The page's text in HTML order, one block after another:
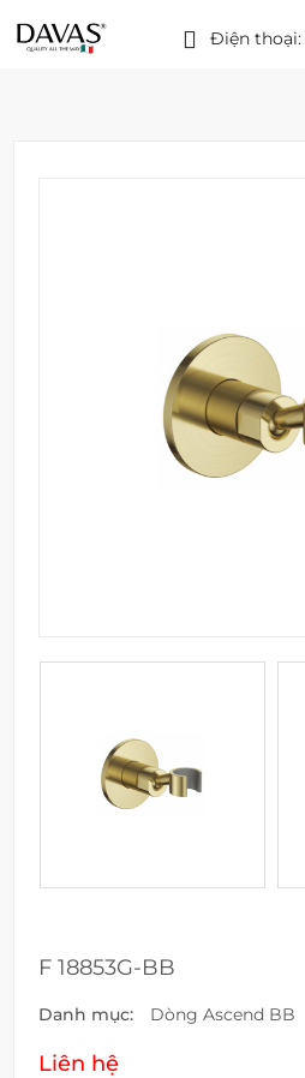
Điện thoại:
F 18853G-BB
Danh mục: Dòng Ascend BB
Liên hệ